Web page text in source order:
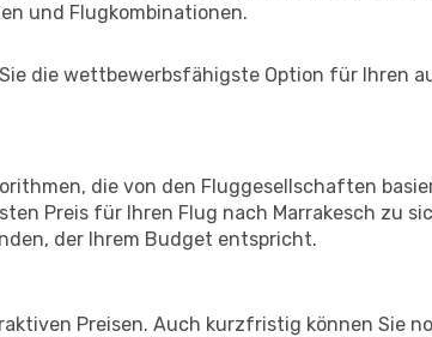
und Flugkombinationen.
die wettbewerbsfähigste Option für Ihren
die von den Fluggesellschaften
Preis für Ihren Flug nach Marrakesch zu
der Ihrem Budget entspricht.
Preisen. Auch kurzfristig können Sie